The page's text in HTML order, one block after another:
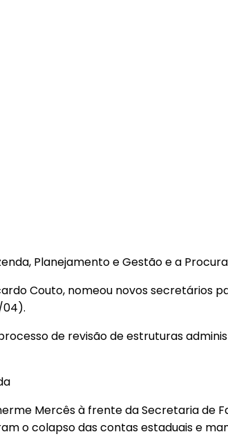
Planejamento e Gestão e a
Couto, nomeou novos secretários
04).
de revisão de estruturas
Mercês à frente da Secretaria de
o colapso das contas estaduais e